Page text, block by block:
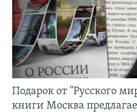
Подарок от "Русского
книги Москва